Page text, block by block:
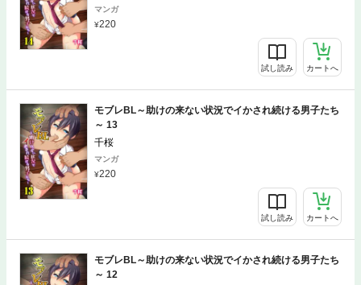
マンガ
220
試し読み カートへ
モブレBL～助けの来ない状況でイかされ続ける男子たち
～ 13
千桜
マンガ
220
試し読み カートへ
モブレBL～助けの来ない状況でイかされ続ける男子たち
～ 12